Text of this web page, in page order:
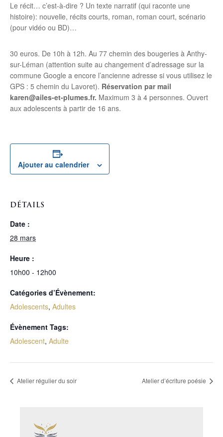
Le récit… c’est-à-dire ? Un texte narratif (qui raconte une
histoire): nouvelle, récits courts, roman, roman court, scénario
(pour vidéo ou BD)…
30 euros. De 10h à 12h. Au 77 chemin des bougeries à Anthy-
sur-Léman (attention suite au changement d’adressage sur la
commune Google a encore l’ancienne adresse si vous utilisez le
GPS : 5 chemin du Lavoret). Réservation par mail
karen@ailes-et-plumes.fr. Maximum 3 à 4 personnes. Ouvert
aux adolescents à partir de 16 ans.
Ajouter au calendrier
DÉTAILS
Date :
28 mars
Heure :
10h00 - 12h00
Catégories d’Évènement:
Adolescents, Adultes
Évènement Tags:
Adolescent, Adulte
Atelier régulier du soir Atelier d’écriture poésie